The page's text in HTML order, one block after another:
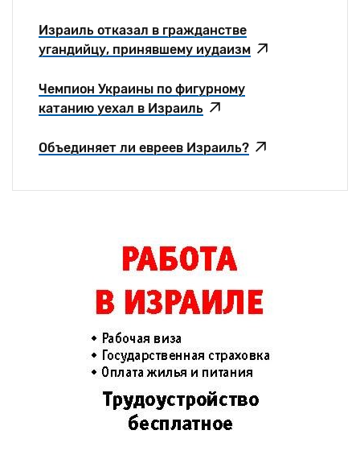
Израиль отказал в гражданстве
угандийцу, принявшему иудаизм
Чемпион Украины по фигурному
катанию уехал в Израиль
Объединяет ли евреев Израиль?